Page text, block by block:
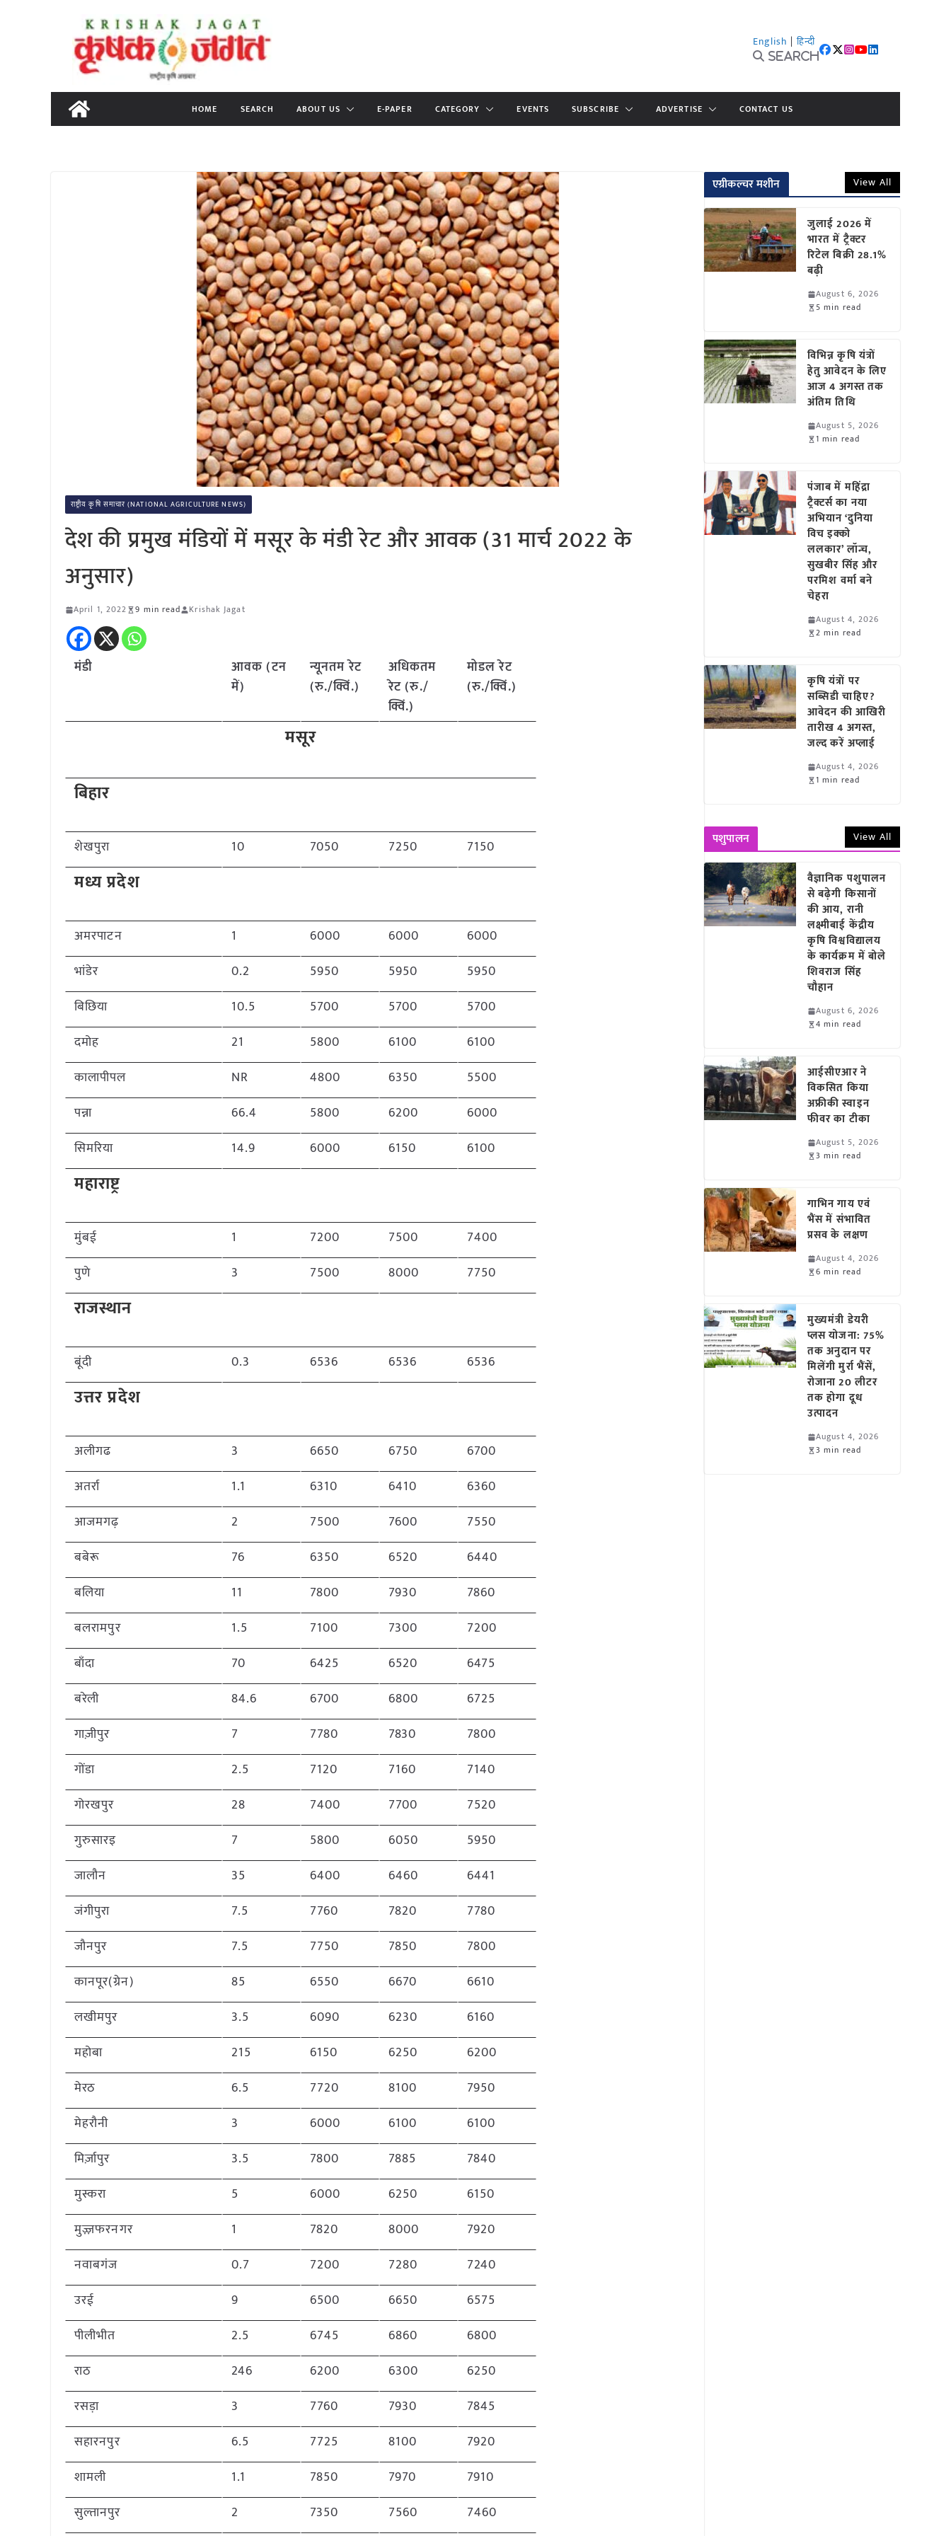
content
English | हिन्दी
Search
HOME SEARCH ABOUT US E-PAPER CATEGORY EVENTS SUBSCRIBE ADVERTISE CONTACT US
राष्ट्रीय कृषि समाचार (NATIONAL AGRICULTURE NEWS)
देश की प्रमुख मंडियों में मसूर के मंडी रेट और आवक (31 मार्च 2022 के
अनुसार)
April 1, 2022 9 min read Krishak Jagat
मंडी
आवक (टन
में)
न्यूनतम रेट
(रु./क्विं.)
अधिकतम
रेट (रु./
क्विं.)
मोडल रेट
(रु./क्विं.)
मसूर
बिहार
शेखपुरा 10 7050 7250 7150
मध्य प्रदेश
अमरपाटन 1 6000 6000
6000
भांडेर
0.2 5950 5950
5950
बिछिया
10.5 5700 5700
5700
दमोह
21 5800 6100
6100
कालापीपल
NR 4800 6350
5500
पन्ना
66.4 5800 6200
6000
सिमरिया
14.9 6000 6150 6100
महाराष्ट्र
मुंबई 1 7200 7500
7400
पुणे
3 7500 8000 7750
राजस्थान
बूंदी 0.3 6536 6536 6536
उत्तर प्रदेश
अलीगढ 3 6650 6750
6700
अतर्रा
1.1 6310 6410
6360
आजमगढ़
2 7500 7600
7550
बबेरू
76 6350 6520
6440
बलिया
11 7800 7930
7860
बलरामपुर
1.5 7100 7300
7200
बाँदा
70 6425 6520
6475
बरेली
84.6 6700 6800
6725
गाज़ीपुर
7 7780 7830
7800
गोंडा
2.5 7120 7160
7140
गोरखपुर
28 7400 7700
7520
गुरुसारइ
7 5800 6050
5950
जालौन
35 6400 6460
6441
जंगीपुरा
7.5 7760 7820
7780
जौनपुर
7.5 7750 7850
7800
कानपूर(ग्रेन)
85 6550 6670
6610
लखीमपुर
3.5 6090 6230
6160
महोबा
215 6150 6250
6200
मेरठ
6.5 7720 8100
7950
मेहरौनी
3 6000 6100
6100
मिर्ज़ापुर
3.5 7800 7885
7840
मुस्करा
5 6000 6250
6150
मुज़्ज़फरनगर
1 7820 8000
7920
नवाबगंज
0.7 7200 7280
7240
उरई
9 6500 6650
6575
पीलीभीत
2.5 6745 6860
6800
राठ
246 6200 6300
6250
रसड़ा
3 7760 7930
7845
सहारनपुर
6.5 7725 8100
7920
शामली
1.1 7850 7970
7910
सुल्तानपुर
2 7350 7560 7460
एग्रीकल्चर मशीन View All
जुलाई 2026 में
भारत में ट्रैक्टर
रिटेल बिक्री 28.1%
बढ़ी
August 6, 2026
5 min read
विभिन्न कृषि यंत्रों
हेतु आवेदन के लिए
आज 4 अगस्त तक
अंतिम तिथि
August 5, 2026
1 min read
पंजाब में महिंद्रा
ट्रैक्टर्स का नया
अभियान ‘दुनिया
विच इक्को
ललकार’ लॉन्च,
सुखबीर सिंह और
परमिश वर्मा बने
चेहरा
August 4, 2026
2 min read
कृषि यंत्रों पर
सब्सिडी चाहिए?
आवेदन की आखिरी
तारीख 4 अगस्त,
जल्द करें अप्लाई
August 4, 2026
1 min read
पशुपालन View All
वैज्ञानिक पशुपालन
से बढ़ेगी किसानों
की आय, रानी
लक्ष्मीबाई केंद्रीय
कृषि विश्वविद्यालय
के कार्यक्रम में बोले
शिवराज सिंह
चौहान
August 6, 2026
4 min read
आईसीएआर ने
विकसित किया
अफ्रीकी स्वाइन
फीवर का टीका
August 5, 2026
3 min read
गाभिन गाय एवं
भैंस में संभावित
प्रसव के लक्षण
August 4, 2026
6 min read
मुख्यमंत्री डेयरी
प्लस योजना: 75%
तक अनुदान पर
मिलेंगी मुर्रा भैंसें,
रोजाना 20 लीटर
तक होगा दूध
उत्पादन
August 4, 2026
3 min read